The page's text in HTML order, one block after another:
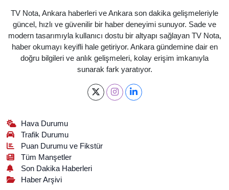
TV Nota, Ankara haberleri ve Ankara son dakika gelişmeleriyle
güncel, hızlı ve güvenilir bir haber deneyimi sunuyor. Sade ve
modern tasarımıyla kullanıcı dostu bir altyapı sağlayan TV Nota,
haber okumayı keyifli hale getiriyor. Ankara gündemine dair en
doğru bilgileri ve anlık gelişmeleri, kolay erişim imkanıyla
sunarak fark yaratıyor.
Hava Durumu
Trafik Durumu
Puan Durumu ve Fikstür
Tüm Manşetler
Son Dakika Haberleri
Haber Arşivi